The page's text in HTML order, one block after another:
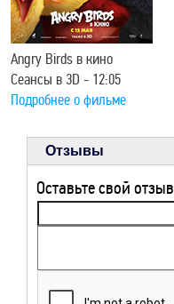
Angry Birds в кино
Сеансы в 3D - 12:05
Подробнее о фильме
Отзывы
Оставьте свой отзыв